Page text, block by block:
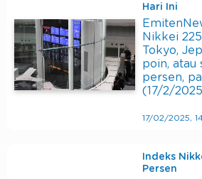
Hari Ini
Nikkei
Tokyo,
poin, atau
persen,
(17/2/
17/02/2025,
Indeks
Persen